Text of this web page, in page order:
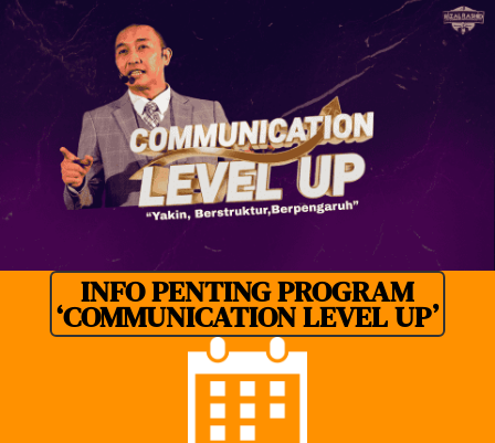
INFO PENTING PROGRAM
‘COMMUNICATION LEVEL UP’